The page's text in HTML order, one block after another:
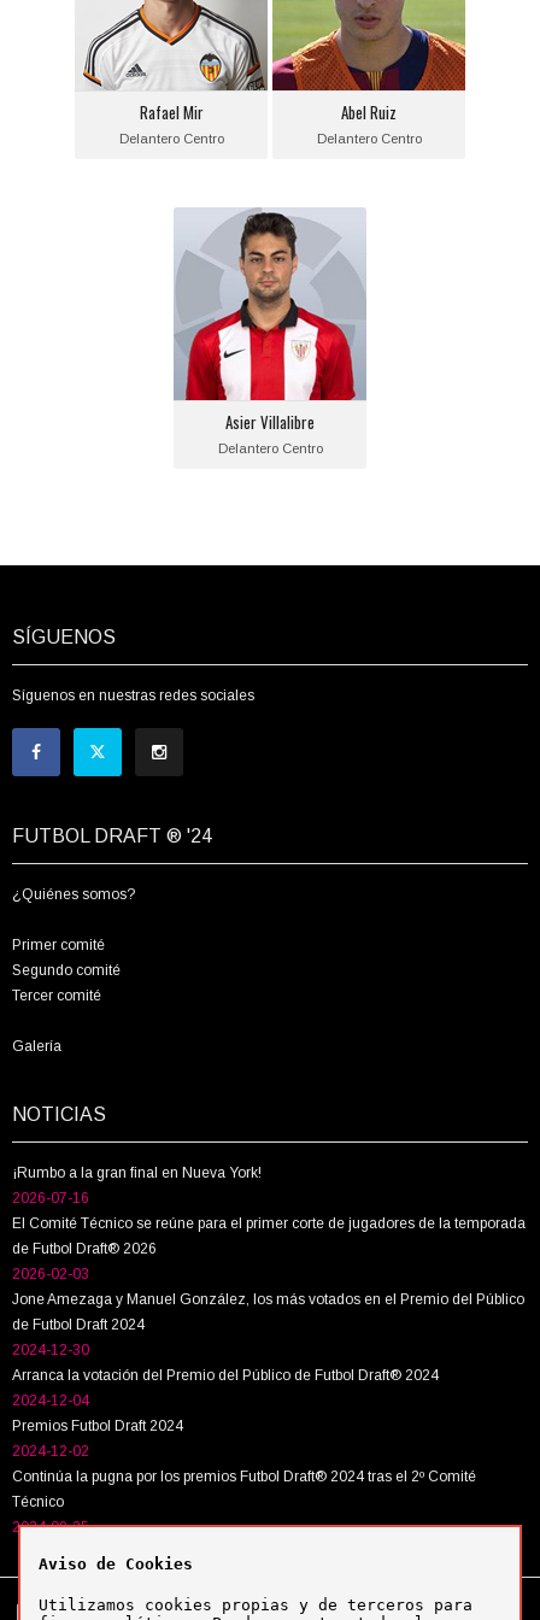
Rafael Mir
Delantero Centro
Fecha de nacimiento:
1997-06-18
Abel Ruiz
Delantero Centro
Fecha de nacimiento:
2000-01-28
Asier Villalibre
Delantero Centro
Asier Villalibre
Posición:
Delantero Centro
Fecha de nacimiento:
1997-09-30
SÍGUENOS
Síguenos en nuestras redes sociales
FUTBOL DRAFT ® '24
¿Quiénes somos?
Primer comité
Segundo comité
Tercer comité
Galería
NOTICIAS
¡Rumbo a la gran final en Nueva York!
2026-07-16
El Comité Técnico se reúne para el primer corte de jugadores de la temporada
de Futbol Draft® 2026
2026-02-03
Jone Amezaga y Manuel González, los más votados en el Premio del Público
de Futbol Draft 2024
2024-12-30
Arranca la votación del Premio del Público de Futbol Draft® 2024
2024-12-04
Premios Futbol Draft 2024
2024-12-02
Continúa la pugna por los premios Futbol Draft® 2024 tras el 2º Comité
Técnico
2024-09-25
Tel: +34 943 63 40 63 Política de cookies
Aviso de Cookies
Utilizamos cookies propias y de terceros para